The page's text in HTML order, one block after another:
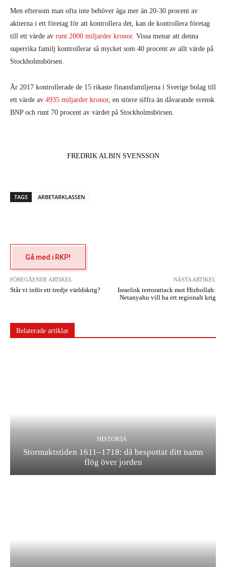
Men eftersom man ofta inte behöver äga mer än 20-30 procent av
aktierna i ett företag för att kontrollera det, kan de kontrollera företag
till ett värde av runt 2000 miljarder kronor. Vissa menar att denna
superrika familj kontrollerar så mycket som 40 procent av allt värde på
Stockholmsbörsen.
År 2017 kontrollerade de 15 rikaste finansfamiljerna i Sverige bolag till
ett värde av 4935 miljarder kronor, en större siffra än dåvarande svensk
BNP och runt 70 procent av värdet på Stockholmsbörsen.
FREDRIK ALBIN SVENSSON
TAGS ARBETARKLASSEN
Gå med i RKP!
FÖREGÅENDE ARTIKEL
Står vi inför ett tredje världskrig?
NÄSTA ARTIKEL
Israelisk terrorattack mot Hizbollah:
Netanyahu vill ha ett regionalt krig
Relaterade artiklar
HISTORIA
Stormaktstiden 1611–1718: då bespottat ditt namn
flög över jorden